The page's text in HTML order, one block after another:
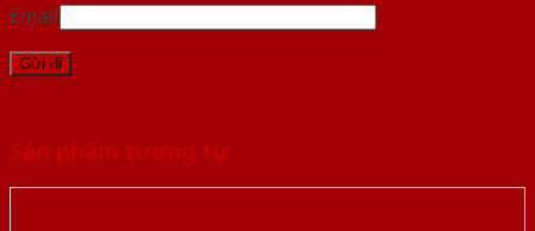
Email
Sản phẩm tương tự